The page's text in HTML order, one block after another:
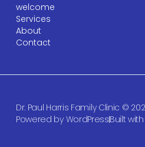
welcome
Services
About
Contact
Dr. Paul Harris Family Clinic ©
Powered by WordPressBuilt